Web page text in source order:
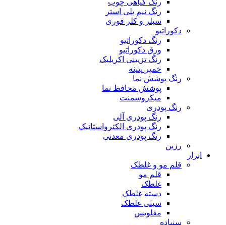
رنگ گیاهی چوب
رنگ نیم پلی استر
سیلر و کلر فوری
دکوراتیو
رنگ دکوراتیو
ورق دکوراتیو
رنگ تزیینی اکریلیک
خمیر پتینه
رنگ پوشش نما
پوشش محافظ نما
میکروسمنت
رنگ پودری
رنگ پودری آلی
رنگ پودری الکترواستاتیک
رنگ پودری معدنی
رزین
ابزار
قلم مو و غلطک
قلم مو
غلطک
دسته غلطک
سینی غلطک
مقلویس
سنباده